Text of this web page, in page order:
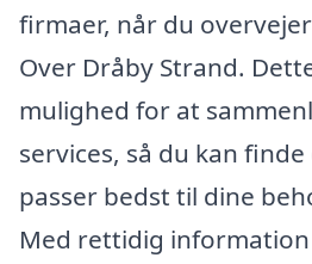
firmaer, når du
Over Dråby Strand.
mulighed for at
services, så du kan
passer bedst til dine
Med rettidig